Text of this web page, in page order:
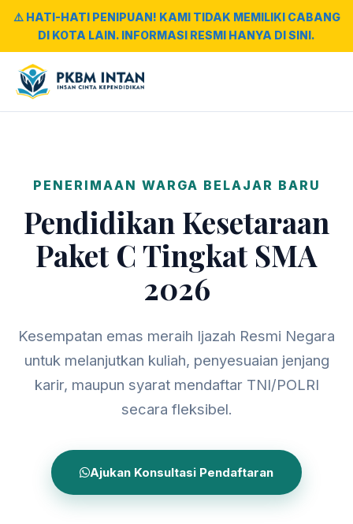
⚠️ HATI-HATI PENIPUAN! KAMI TIDAK MEMILIKI CABANG
DI KOTA LAIN. INFORMASI RESMI HANYA DI SINI.
PENERIMAAN WARGA BELAJAR BARU
Pendidikan Kesetaraan
Paket C Tingkat SMA
2026
Kesempatan emas meraih Ijazah Resmi Negara
untuk melanjutkan kuliah, penyesuaian jenjang
karir, maupun syarat mendaftar TNI/POLRI
secara fleksibel.
Ajukan Konsultasi Pendaftaran